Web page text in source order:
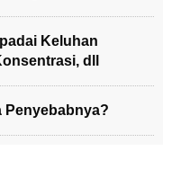
Keluhan
dll
Penyebabnya?